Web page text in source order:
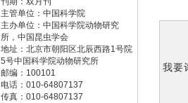
主管单位： 中国科学院
主办单位： 中国科学院动物研究
所，中国昆虫学会
地址： 北京市朝阳区北辰西路1号院
5号中国科学院动物研究所
邮编： 100101
电话： 010-64807137
传真： 010-64807137
我要